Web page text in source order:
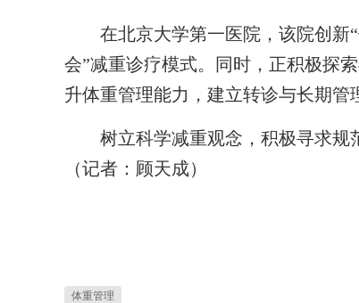
在北京大学第一医院，该院创新“
会”减重诊疗模式。同时，正积极探
升体重管理能力，建立转诊与长期管
树立科学减重观念，积极寻求规范
（记者：顾天成）
体重管理